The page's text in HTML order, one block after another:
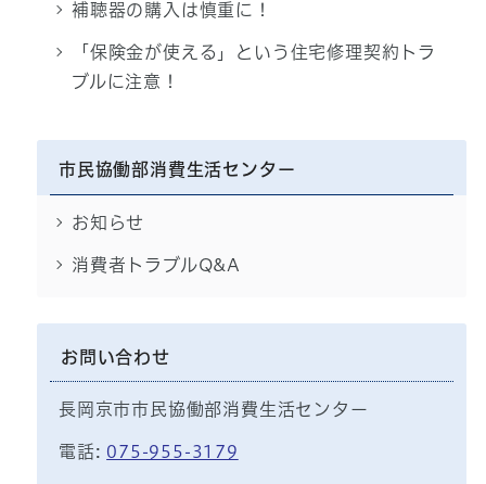
補聴器の購入は慎重に！
「保険金が使える」という住宅修理契約トラ
ブルに注意！
市民協働部消費生活センター
お知らせ
消費者トラブルQ&A
お問い合わせ
長岡京市市民協働部消費生活センター
電話: 075-955-3179